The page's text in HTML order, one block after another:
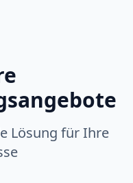
Lösung für Ihre